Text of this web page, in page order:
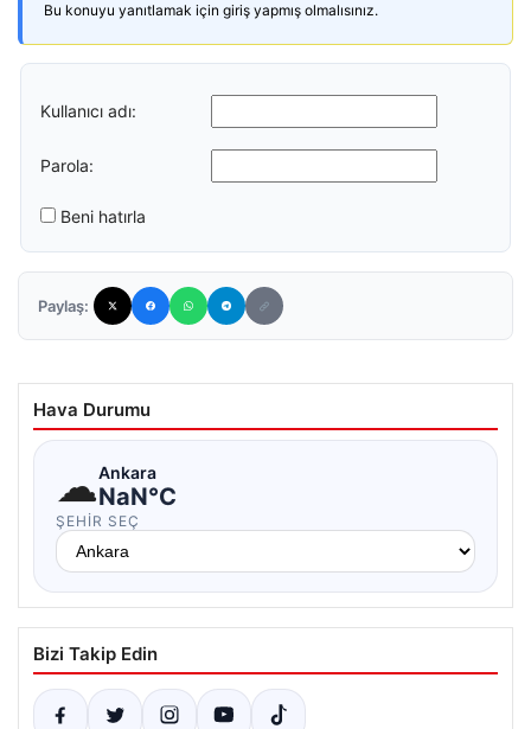
Bu konuyu yanıtlamak için giriş yapmış olmalısınız.
Kullanıcı adı:
Parola:
Beni hatırla
Paylaş:
Hava Durumu
☁Ankara
NaN°C
ŞEHIR SEÇ
Bizi Takip Edin